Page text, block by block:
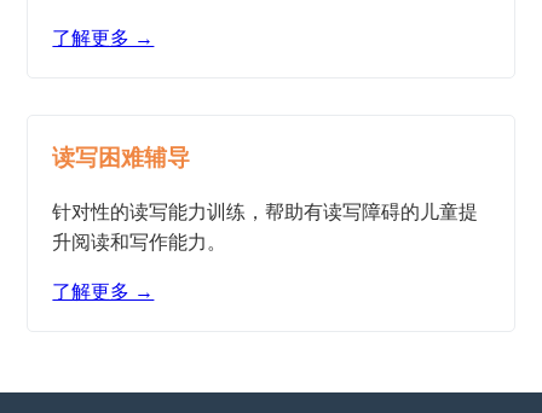
了解更多 →
读写困难辅导
针对性的读写能力训练，帮助有读写障碍的儿童提
升阅读和写作能力。
了解更多 →